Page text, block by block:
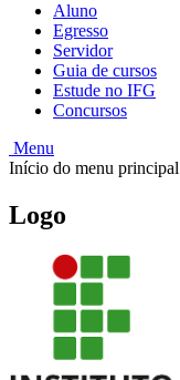
Aluno
Egresso
Servidor
Guia de cursos
Estude no IFG
Concursos
Menu
Início do menu principal
Logo